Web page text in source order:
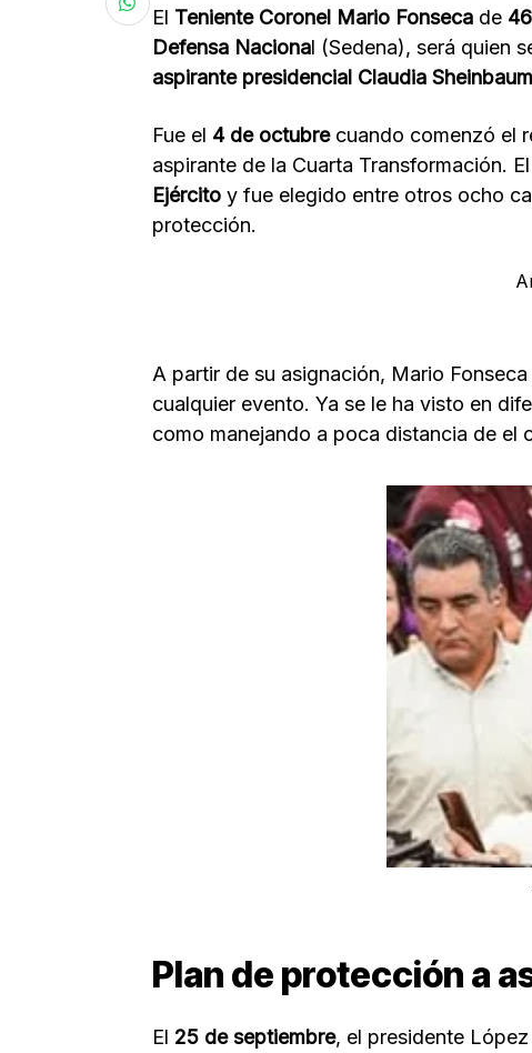
El Teniente Coronel Mario Fonseca de
Defensa Nacional (Sedena), será quien
aspirante presidencial Claudia Sheinbaum
Fue el 4 de octubrecuando comenzó el
aspirante de la Cuarta Transformación.
Ejército y fue elegido entre otros ocho
protección.
A partir de su asignación, Mario
cualquier evento. Ya se le ha visto en
como manejando a poca distancia de el
Plan de protección a
El 25 de septiembre, el presidente